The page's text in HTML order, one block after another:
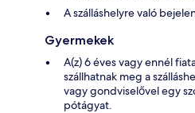
A szálláshelyre való
Gyermekek
A(z) 6 éves vagy ennél
szállhatnak meg a
vagy gondviselővel egy
pótágyat.